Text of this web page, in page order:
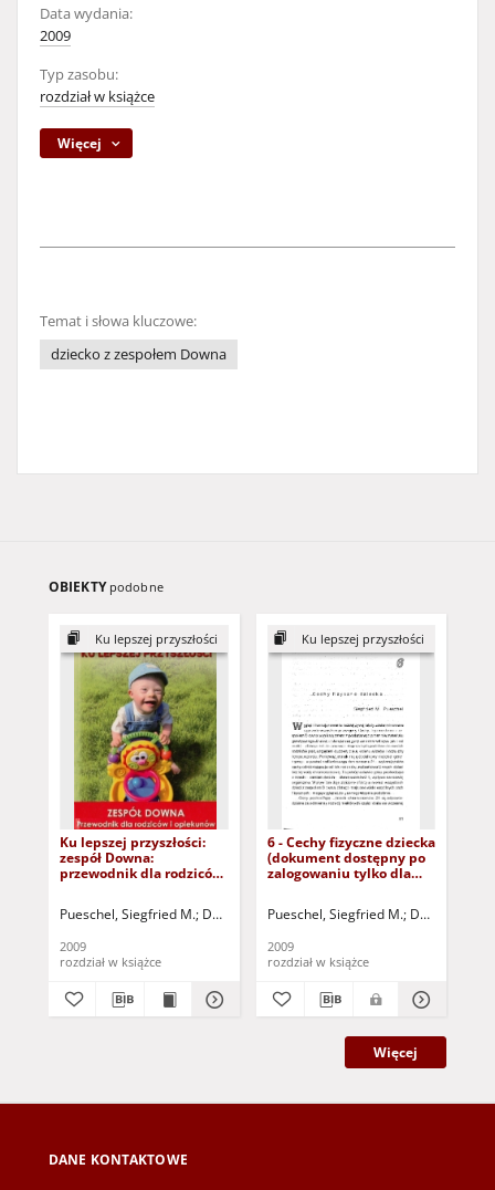
Data wydania:
2009
Typ zasobu:
rozdział w książce
Więcej
Temat i słowa kluczowe:
dziecko z zespołem Downa
OBIEKTY podobne
Ku lepszej przyszłości
Ku lepszej przyszłości:
zespół Downa:
przewodnik dla rodziców
Pueschel, Siegfried M. Dembińska, Anna - tł.
2009
rozdział w książce
Ku lepszej przyszłości
6 - Cechy fizyczne dziecka
(dokument dostępny po
zalogowaniu tylko dla
Pueschel, Siegfried M. Dembińska,
2009
rozdział w książce
Więcej
DANE KONTAKTOWE